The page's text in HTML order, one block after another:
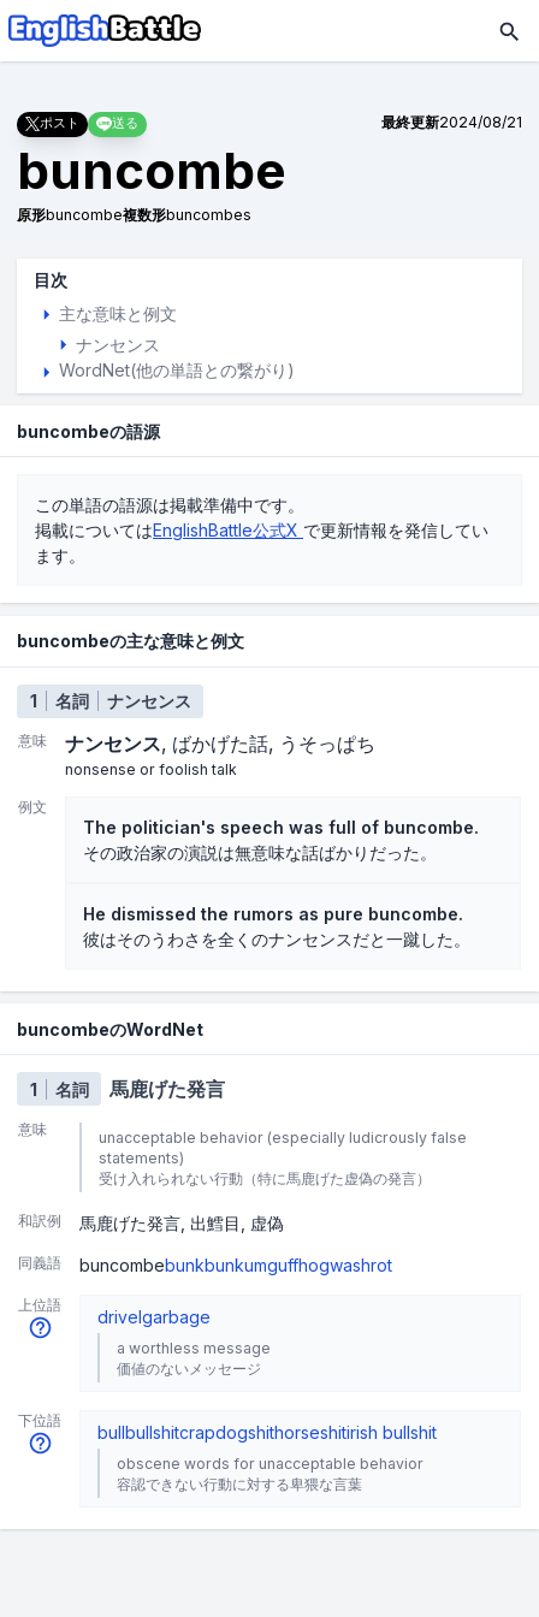
ポスト 送る 最終更新2024/08/21
buncombe
原形buncombe複数形buncombes
目次
主な意味と例文
ナンセンス
WordNet(他の単語との繋がり)
buncombeの語源
この単語の語源は掲載準備中です。
掲載についてはEnglishBattle公式X で更新情報を発信してい
ます。
buncombeの主な意味と例文
1 名詞 ナンセンス
意味 ナンセンス ばかげた話 うそっぱち
nonsense or foolish talk
例文
The politician's speech was full of buncombe.
その政治家の演説は無意味な話ばかりだった。
He dismissed the rumors as pure buncombe.
彼はそのうわさを全くのナンセンスだと一蹴した。
buncombeのWordNet
1 名詞 馬鹿げた発言
意味
unacceptable behavior (especially ludicrously false
statements)
受け入れられない行動（特に馬鹿げた虚偽の発言）
和訳例 馬鹿げた発言 出鱈目 虚偽
同義語 buncombebunkbunkumguffhogwashrot
上位語
drivelgarbage
a worthless message
価値のないメッセージ
下位語
bullbullshitcrapdogshithorseshitirish bullshit
obscene words for unacceptable behavior
容認できない行動に対する卑猥な言葉